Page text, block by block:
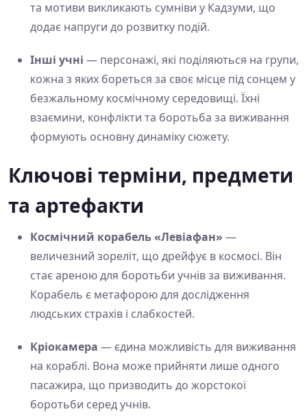
та мотиви викликають сумніви у Кадзуми, що
додає напруги до розвитку подій.
Інші учні — персонажі, які поділяються на групи,
кожна з яких бореться за своє місце під сонцем у
безжальному космічному середовищі. Їхні
взаємини, конфлікти та боротьба за виживання
формують основну динаміку сюжету.
Ключові терміни, предмети
та артефакти
Космічний корабель «Левіафан» —
величезний зореліт, що дрейфує в космосі. Він
стає ареною для боротьби учнів за виживання.
Корабель є метафорою для дослідження
людських страхів і слабкостей.
Кріокамера — єдина можливість для виживання
на кораблі. Вона може прийняти лише одного
пасажира, що призводить до жорстокої
боротьби серед учнів.